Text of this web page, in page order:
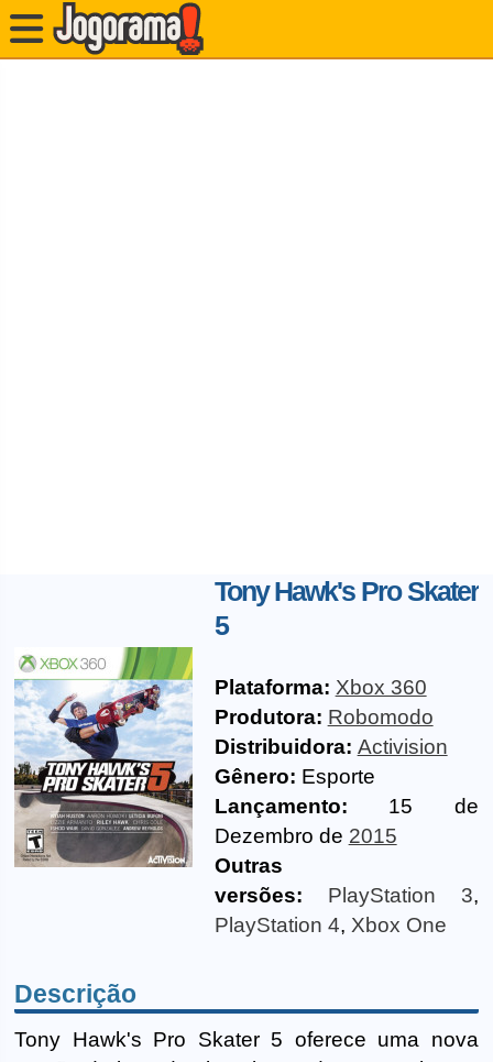
Tony Hawk's Pro Skater
5
Plataforma: Xbox 360
Produtora: Robomodo
Distribuidora: Activision
Gênero: Esporte
Lançamento: 15 de
Dezembro de 2015
Outras
versões:
PlayStation 3,
PlayStation 4, Xbox One
Descrição
Tony Hawk's Pro Skater 5 oferece uma nova